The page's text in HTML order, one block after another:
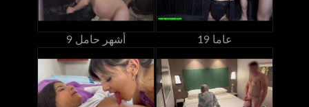
9 أشهر حامل 19 عاما